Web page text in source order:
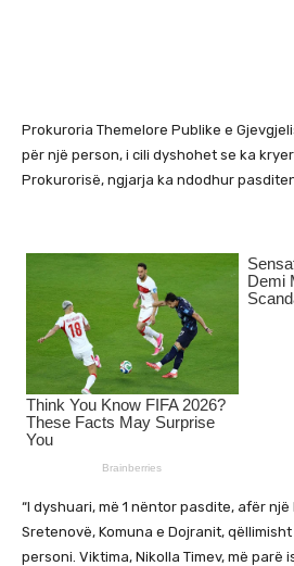
Prokuroria Themelore Publike e
për një person, i cili dyshohet se ka
Prokurorisë, ngjarja ka ndodhur
“I dyshuari, më 1 nëntor pasdite, afër
Sretenovë, Komuna e Dojranit,
personi. Viktima, Nikolla Timev, më parë